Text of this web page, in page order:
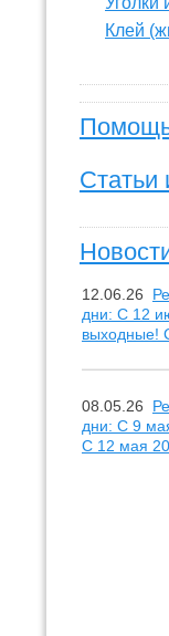
Клей
Статьи
12.06.26
дни: С 12
выходные!
08.05.26
дни: С 9
С 12 мая